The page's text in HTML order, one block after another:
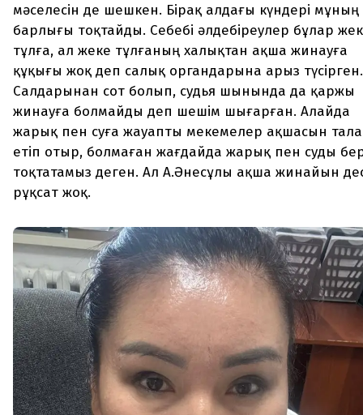
мәселесін де шешкен. Бірақ алдағы күндері мұның
барлығы тоқтайды. Себебі әлдебіреулер бұлар
тұлға, ал жеке тұлғаның халықтан ақша жинауға
құқығы жоқ деп салық органдарына арыз түсірген.
Салдарынан сот болып, судья шынында да қаржы
жинауға болмайды деп шешім шығарған. Алайда
жарық пен суға жауапты мекемелер ақшасын
етіп отыр, болмаған жағдайда жарық пен суды
тоқтатамыз деген. Ал А.Әнесұлы ақша жинайын
рұқсат жоқ.